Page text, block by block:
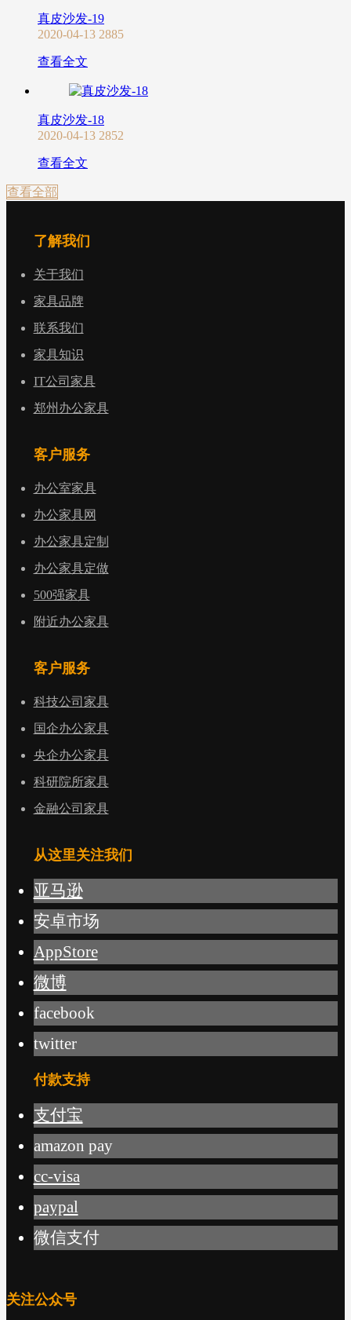
真皮沙发-19
2020-04-13 2885
查看全文
真皮沙发-18
2020-04-13 2852
查看全文
查看全部
了解我们
关于我们
家具品牌
联系我们
家具知识
IT公司家具
郑州办公家具
客户服务
办公室家具
办公家具网
办公家具定制
办公家具定做
500强家具
附近办公家具
客户服务
科技公司家具
国企办公家具
央企办公家具
科研院所家具
金融公司家具
从这里关注我们
亚马逊
安卓市场
AppStore
微博
facebook
twitter
付款支持
支付宝
amazon pay
cc-visa
paypal
微信支付
关注公众号